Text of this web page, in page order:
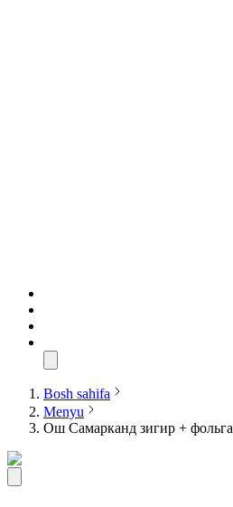
Bosh sahifa
Menyu
Ош Самарканд зигир + фольга